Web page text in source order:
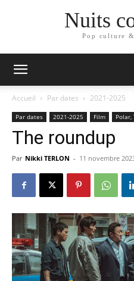
Nuits
Pop culture
Accueil Par dates 2021-2025
Par dates 2021-2025 Film
The roundup
Par Nikki TERLON - 11 novembre